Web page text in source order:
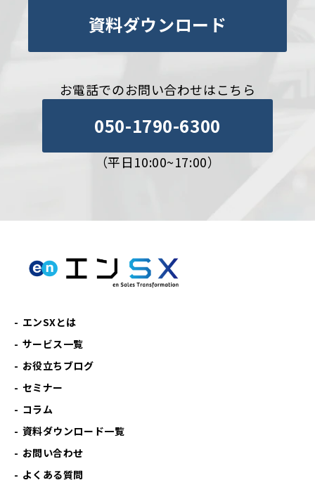
資料ダウンロード
お電話でのお問い合わせはこちら
050-1790-6300
（平日10:00~17:00）
エンSXとは
サービス一覧
お役立ちブログ
セミナー
コラム
資料ダウンロード一覧
お問い合わせ
よくある質問